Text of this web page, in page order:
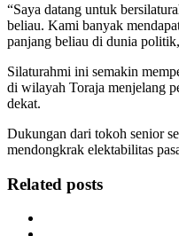
“Saya datang untuk
beliau. Kami banyak
panjang beliau di dunia
Silaturahmi ini semakin
di wilayah Toraja menjelang
dekat.
Dukungan dari tokoh senior
mendongkrak elektabilitas
Related posts